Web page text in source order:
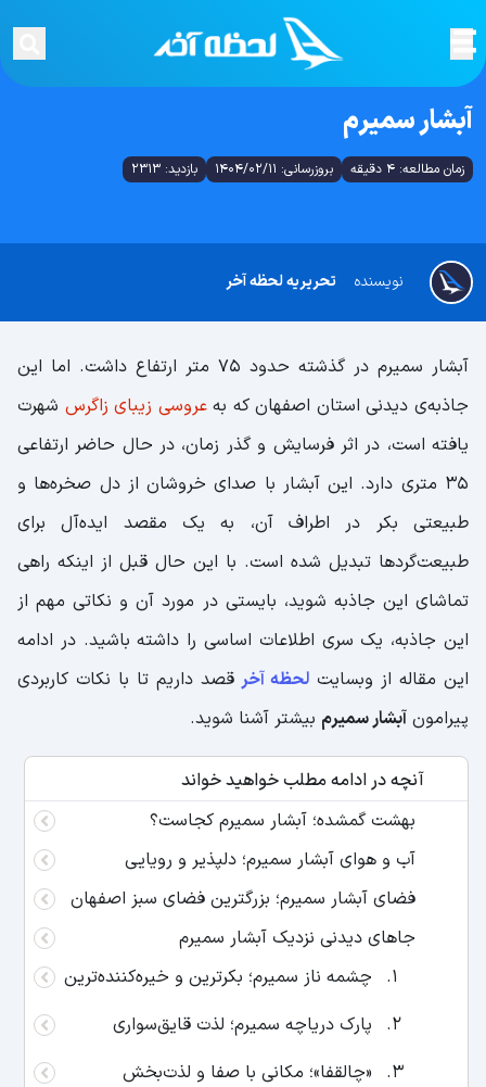
آبشار سمیرم
زمان مطالعه: 4 دقیقه بروزرسانی: 1404/02/11 بازدید: 2313
تحریریه لحظه آخر نویسنده
آبشار سمیرم در گذشته حدود 75 متر ارتفاع داشت. اما این
جاذبه‌ی دیدنی استان اصفهان که بهعروسی زیبای زاگرس شهرت
یافته است، در اثر فرسایش و گذر زمان، در حال حاضر ارتفاعی
35 متری دارد. این آبشار با صدای خروشان از دل صخره‌ها و
طبیعتی بکر در اطراف آن، به یک مقصد ایده‌آل برای
طبیعت‌گرد‌ها تبدیل شده است. با این حال قبل از اینکه راهی
تماشای این جاذبه شوید، بایستی در مورد آن و نکاتی مهم از
این جاذبه، یک سری اطلاعات اساسی را داشته باشید. در ادامه
این مقاله از وبسایت لحظه آخرقصد داریم تا با نکات کاربردی
پیرامون آبشار سمیرم بیشتر آشنا شوید.
آنچه در ادامه مطلب خواهید خواند
بهشت گمشده؛ آبشار سمیرم کجاست؟
آب و هوای آبشار سمیرم؛ دلپذیر و رویایی
فضای آبشار سمیرم؛ بزرگترین فضای سبز اصفهان
جاهای دیدنی نزدیک آبشار سمیرم
چشمه ناز سمیرم؛ بکرترین و خیره‌کننده‌ترین
پارک دریاچه سمیرم؛ لذت قایق‌سواری
«چالقفا»؛ مکانی با صفا و لذت‌بخش